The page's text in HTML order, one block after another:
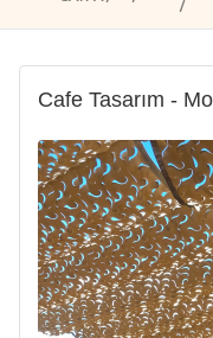
Cafe Tasarım -